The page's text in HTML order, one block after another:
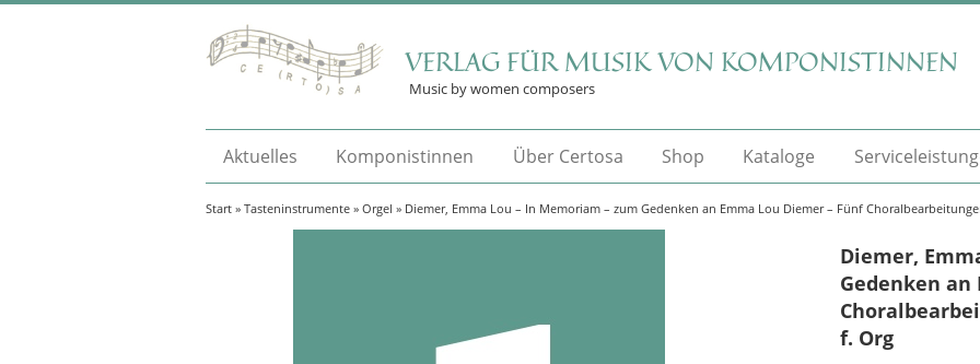
VERLAG FÜR MUSIK VON KOMPONISTINNEN
Music by women composers
Aktuelles Komponistinnen Über Certosa Shop Kataloge
Start » Tasteninstrumente » Orgel » Diemer, Emma Lou – In Memoriam – zum Gedenken an Emma Lou Diemer – Fünf
Diemer,
Gedenken an
f. Org